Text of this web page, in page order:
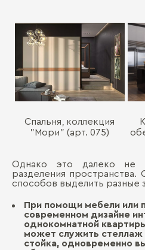
Спальня, коллекция
"Мори" (арт. 075)
Однако это далеко не
разделения
способов выделить разные
При помощи мебели или
современном дизайне
однокомнатной
может служить стеллаж
стойка, одновременно